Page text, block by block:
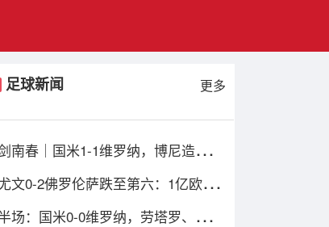
足球新闻 更多
南春｜国米1-1维罗纳，博尼造乌
文0-2佛罗伦萨跌至第六：1亿欧损
场：国米0-0维罗纳，劳塔罗、姆希